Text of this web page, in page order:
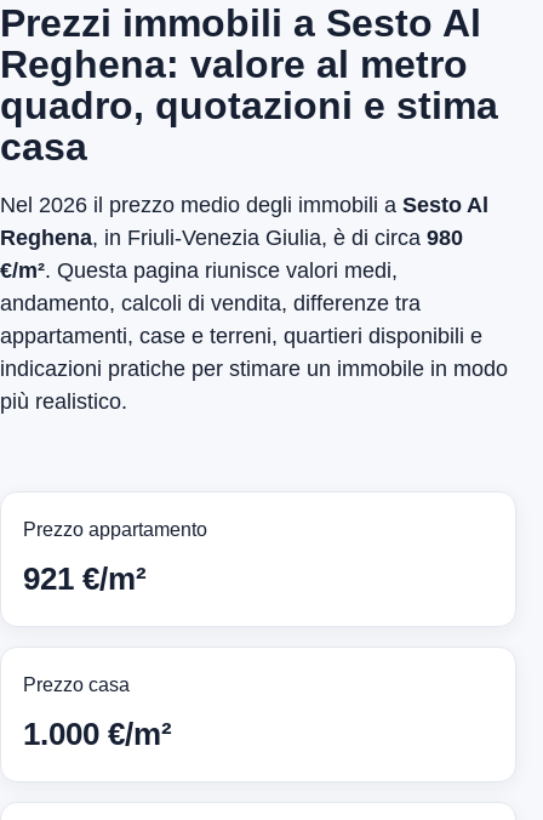
Prezzi immobili a Sesto Al
Reghena: valore al metro
quadro, quotazioni e stima
casa
Nel 2026 il prezzo medio degli immobili a Sesto Al
Reghena, in Friuli-Venezia Giulia, è di circa 980
€/m². Questa pagina riunisce valori medi,
andamento, calcoli di vendita, differenze tra
appartamenti, case e terreni, quartieri disponibili e
indicazioni pratiche per stimare un immobile in modo
più realistico.
Prezzo appartamento
921 €/m²
Prezzo casa
1.000 €/m²